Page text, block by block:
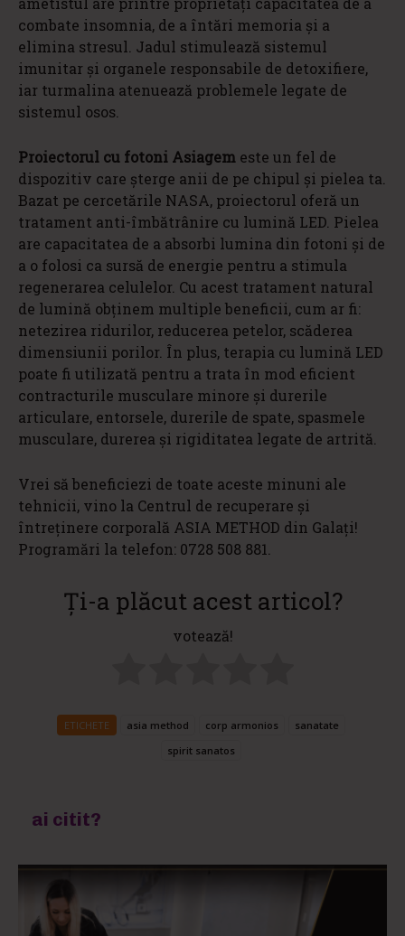
combate insomnia, de a întări memoria și a
elimina stresul. Jadul stimulează sistemul
imunitar și organele responsabile de detoxifiere,
iar turmalina atenuează problemele legate de
sistemul osos.
Proiectorul cu fotoni Asiagem este un fel de
dispozitiv care șterge anii de pe chipul și pielea ta.
Bazat pe cercetările NASA, proiectorul oferă un
tratament anti-îmbătrânire cu lumină LED. Pielea
are capacitatea de a absorbi lumina din fotoni și de
a o folosi ca sursă de energie pentru a stimula
regenerarea celulelor. Cu acest tratament natural
de lumină obținem multiple beneficii, cum ar fi:
netezirea ridurilor, reducerea petelor, scăderea
dimensiunii porilor. În plus, terapia cu lumină LED
poate fi utilizată pentru a trata în mod eficient
contracturile musculare minore și durerile
articulare, entorsele, durerile de spate, spasmele
musculare, durerea și rigiditatea legate de artrită.
Vrei să beneficiezi de toate aceste minuni ale
tehnicii, vino la Centrul de recuperare și
întreținere corporală ASIA METHOD din Galați!
Programări la telefon: 0728 508 881.
Ți-a plăcut acest articol?
votează!
ETICHETE asia method corp armonios
sanatate
spirit sanatos
ai citit?